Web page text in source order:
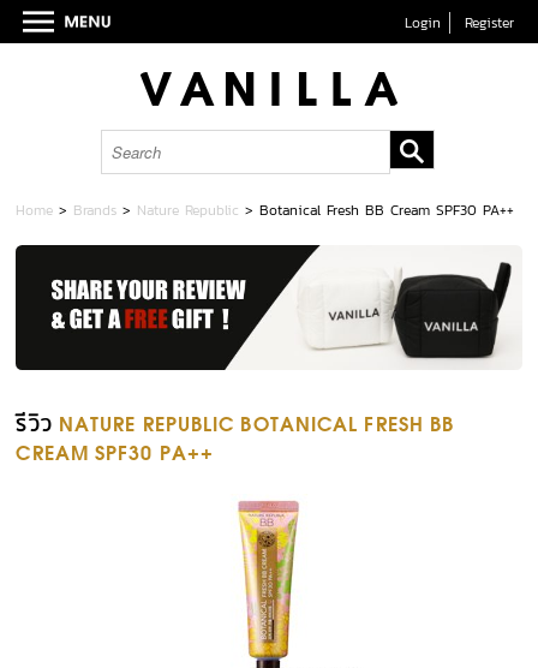
Login Register
Home > Brands > Nature Republic >Botanical Fresh BB Cream SPF30 PA++
รีวิว NATURE REPUBLIC BOTANICAL FRESH BB
CREAM SPF30 PA++